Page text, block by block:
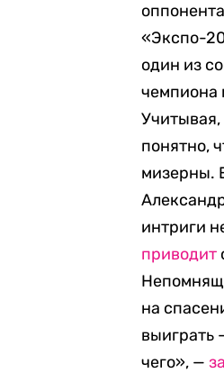
«Экспо-
один из
чемпиона
понятно,
мизерны.
интриги
приводит
на
выиграть
чего», —